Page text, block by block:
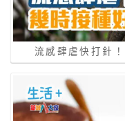
流感肆虐快打針